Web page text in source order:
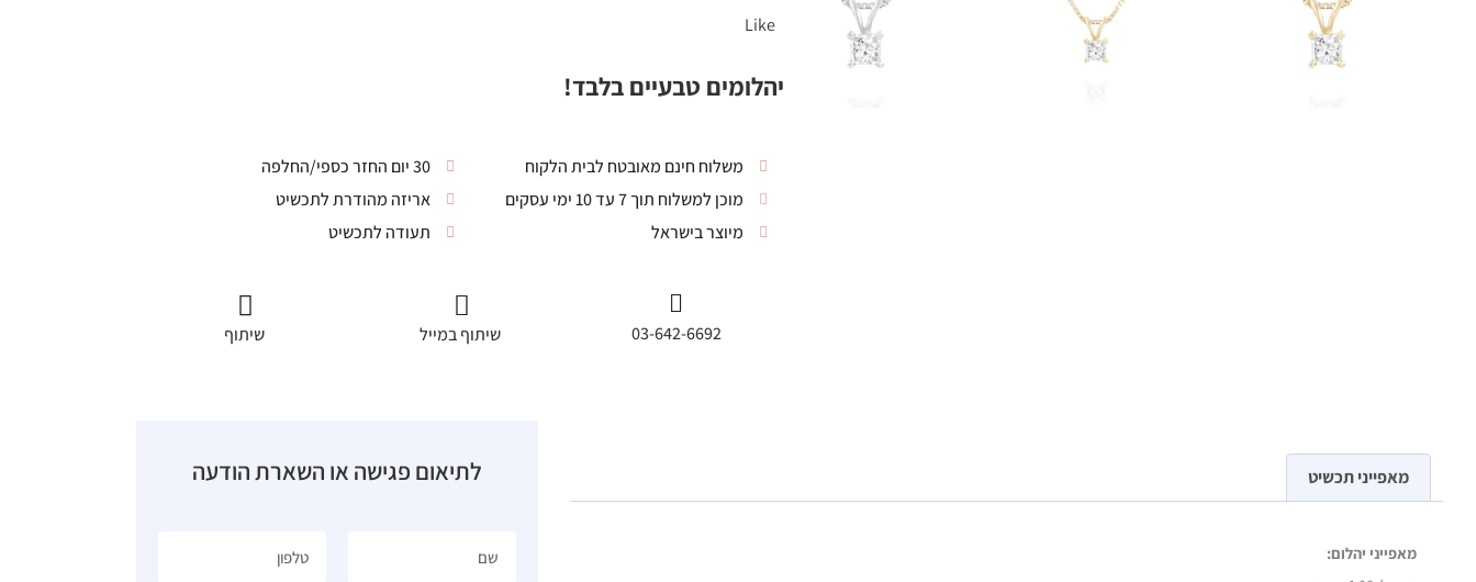
Like
יהלומים טבעיים בלבד!
משלוח חינם מאובטח לבית הלקוח
מוכן למשלוח תוך 7 עד 10 ימי עסקים
מיוצר בישראל
30 יום החזר כספי/החלפה
אריזה מהודרת לתכשיט
תעודה לתכשיט
03-642-6692 שיתוף במייל שיתוף
מאפייני תכשיט
מאפייני יהלום:
לתיאום פגישה או השארת הודעה